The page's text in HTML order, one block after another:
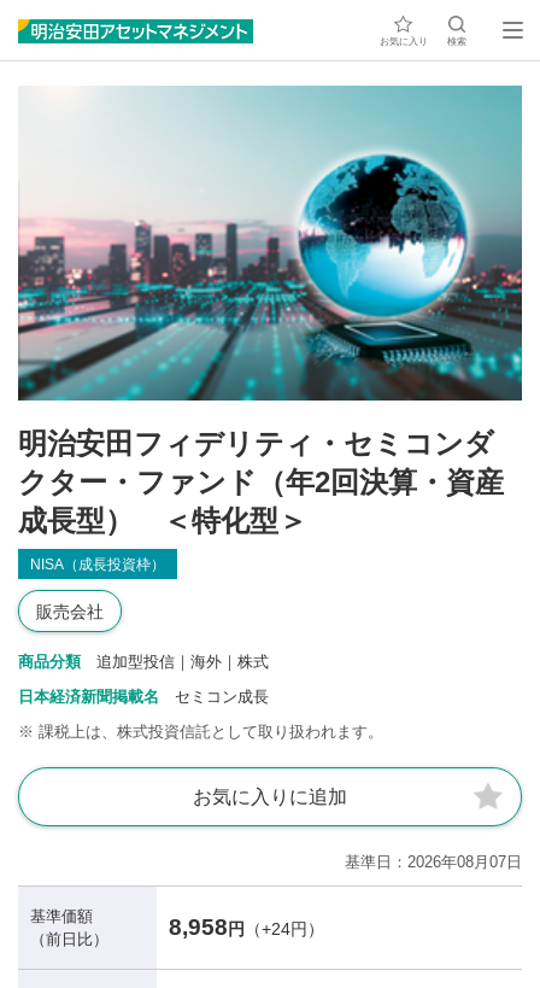
お気に入り 検索
明治安田フィデリティ・セミコンダ
クター・ファンド（年2回決算・資産
成長型） ＜特化型＞
NISA（成長投資枠）
販売会社
商品分類
追加型投信｜海外｜株式
日本経済新聞掲載名
セミコン成長
※ 課税上は、株式投資信託として取り扱われます。
お気に入りに追加
基準日 2026年08月07日
基準価額
（前日比）
8,958 円 （+24円）